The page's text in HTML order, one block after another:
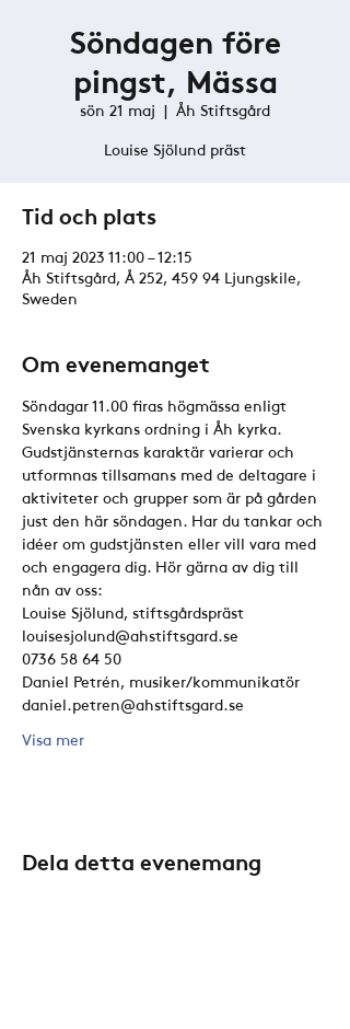
Söndagen före
pingst, Mässa
sön 21 maj
  |
Åh Stiftsgård
Louise Sjölund präst
Tid och plats
21 maj 2023 11:00 – 12:15
Åh Stiftsgård, Å 252, 459 94 Ljungskile,
Sweden
Om evenemanget
Söndagar 11.00 firas högmässa enligt
Svenska kyrkans ordning i Åh kyrka.
Gudstjänsternas karaktär varierar och
utformnas tillsamans med de deltagare i
aktiviteter och grupper som är på gården
just den här söndagen. Har du tankar och
idéer om gudstjänsten eller vill vara med
och engagera dig. Hör gärna av dig till
nån av oss:
Louise Sjölund, stiftsgårdspräst
louisesjolund@ahstiftsgard.se
0736 58 64 50
Daniel Petrén, musiker/kommunikatör
daniel.petren@ahstiftsgard.se
Visa mer
Dela detta evenemang